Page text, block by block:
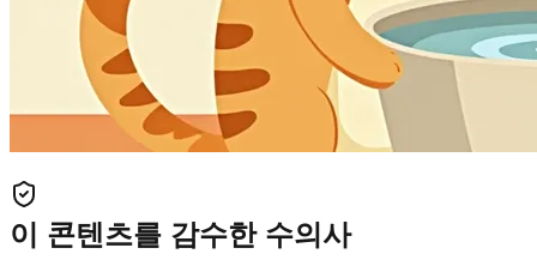
이 콘텐츠를 감수한 수의사